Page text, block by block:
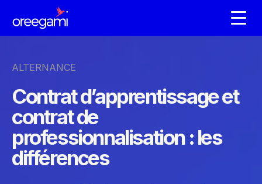
ALTERNANCE
Contrat d’apprentissage et
contrat de
professionnalisation : les
différences